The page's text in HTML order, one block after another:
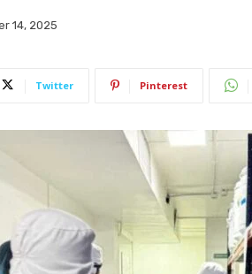
14, 2025
Twitter Pinterest